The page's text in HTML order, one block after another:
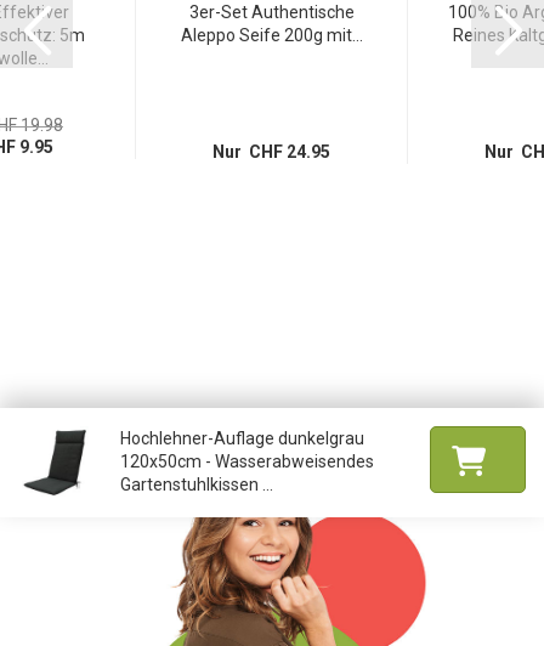
5m
19.98
9.95
3er-Set Authentische
Aleppo Seife 200g mit...
Nur CHF 24.95
100% Bio
Reines
Nur
Hochlehner-Auflage dunkelgrau
120x50cm - Wasserabweisendes
Gartenstuhlkissen ...